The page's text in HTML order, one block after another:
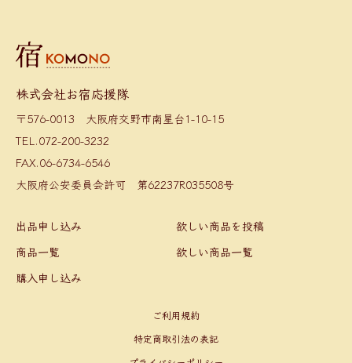
株式会社お宿応援隊
〒576-0013 大阪府交野市南星台1-10-15
TEL.072-200-3232
FAX.06-6734-6546
大阪府公安委員会許可 第62237R035508号
出品申し込み
商品一覧
購入申し込み
欲しい商品を投稿
欲しい商品一覧
ご利用規約
特定商取引法の表記